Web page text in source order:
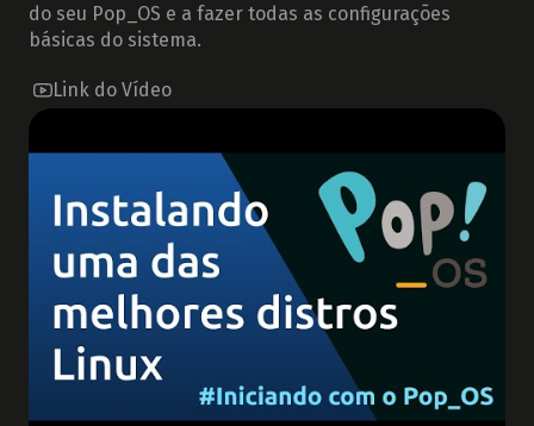
do seu Pop_OS e a fazer todas as configurações
básicas do sistema.
Link do Vídeo